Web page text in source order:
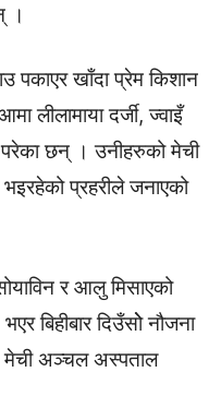
।
पकाएर खाँदा प्रेम किशान
लीलामाया दर्जी, ज्वाइँ
परेका छन् । उनीहरुको मेची
प्रहरीले जनाएको
र आलु मिसाएको
बिहीबार दिउँसोे नौजना
मेची अञ्चल अस्पताल